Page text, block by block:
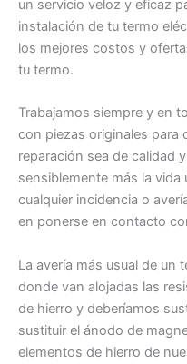
un servicio veloz y eficaz
instalación de tu termo
los mejores costos y
tu termo.
Trabajamos siempre y en
con piezas originales para
reparación sea de calidad
sensiblemente más la vida
cualquier incidencia o
en ponerse en contacto
La avería más usual de un
donde van alojadas las
de hierro y deberíamos
sustituir el ánodo de
elementos de hierro de